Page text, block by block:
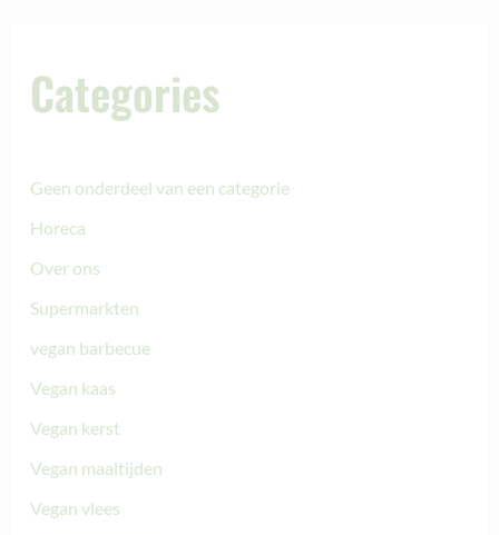
n
a
r
:
Categories
Geen onderdeel van een categorie
Horeca
Over ons
Supermarkten
vegan barbecue
Vegan kaas
Vegan kerst
Vegan maaltijden
Vegan vlees